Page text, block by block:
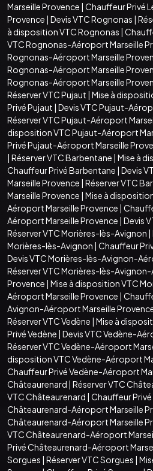
Marseille Provence | Chauffeur Privé
Provence | Devis VTC Rognonas |
à disposition VTC Rognonas |
VTC Rognonas-Aéroport Marseille
Rognonas-Aéroport Marseille
Rognonas-Aéroport Marseille
Rognonas-Aéroport Marseille
Réserver VTC Pujaut | Mise à
Privé Pujaut | Devis VTC Pujaut-
Réserver VTC Pujaut-Aéroport
disposition VTC Pujaut-Aéroport
Privé Pujaut-Aéroport Marseille
| Réserver VTC Barbentane | Mise à
Chauffeur Privé Barbentane | Devis
Marseille Provence | Réserver VTC
Marseille Provence | Mise à
Aéroport Marseille Provence |
Aéroport Marseille Provence | Devis
Réserver VTC Morières-lès-Avignon |
Morières-lès-Avignon | Chauffeur
Devis VTC Morières-lès-Avignon-
Réserver VTC Morières-lès-
Provence | Mise à disposition VTC
Aéroport Marseille Provence |
Avignon-Aéroport Marseille
Réserver VTC Vedène | Mise à
Privé Vedène | Devis VTC Vedène-
Réserver VTC Vedène-Aéroport
disposition VTC Vedène-Aéroport
Chauffeur Privé Vedène-Aéroport
Châteaurenard | Réserver VTC
VTC Châteaurenard | Chauffeur
Châteaurenard-Aéroport Marseille
Châteaurenard-Aéroport Marseille
VTC Châteaurenard-Aéroport
Privé Châteaurenard-Aéroport
Sorgues | Réserver VTC Sorgues |